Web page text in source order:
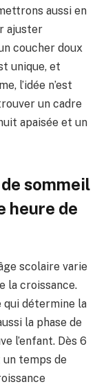
aussi en
ajuster
coucher doux
unique, et
l’idée n’est
un cadre
apaisée et un
sommeil
heure de
scolaire varie
la croissance.
qui détermine la
la phase de
l’enfant. Dès 6
temps de